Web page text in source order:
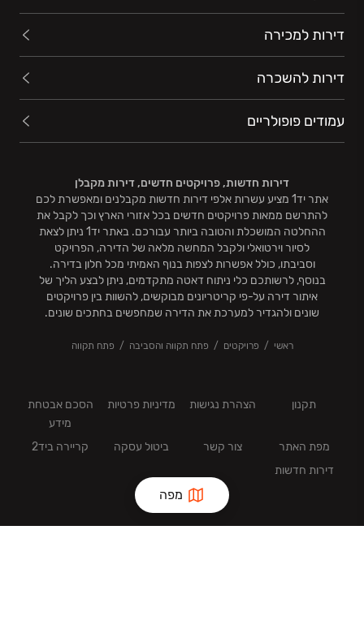
דירות למכירה
דירות להשכרה
עמודים פופולריים
דירות חדשות, פרויקטים חדשים, דירות מקבלן
אתר יד1 מציע עשרות אלפי דירות חדשות מקבלנים ומאפשרת לכם
להתרשם ממאות פרויקטים חדשים בכל אזורי הארץ וכך לקבל את
ההחלטה המושכלת והטובה ביותר עבורכם. באתר יד1 ניתן לצאת
לסיור וירטואלי ולקבל המחשה מלאה של הדירה, הפרויקט
וסביבתו, כולל אפשרות לצפות בנוף האמיתי מכל חלון בדירה.
בנוסף, לרשותכם כלי ניתוח דאטה מתקדמים, ניתן לבצע הליך של
איתור דירה על-פי קריטריונים מבוקשים, להשוות בין פרויקטים
שונים ולהגדיר למערכת את הדירה שמחפשים בחתכים שונים.
ראשי פרויקטים פתח תקווה והסביבה פתח תקווה
תקנון הצהרת נגישות מדיניות פרטיות
הסכם אבטחת
מידע
מפת האתר
צור קשר ביטול עסקה
קריירה ביד2
דירות חדשות
מפה